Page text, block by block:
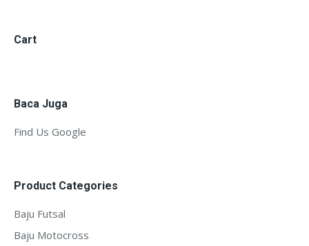
Cart
Baca Juga
Find Us Google
Product Categories
Baju Futsal
Baju Motocross